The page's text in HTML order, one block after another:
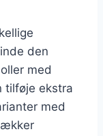
den
med
tilføje ekstra
med